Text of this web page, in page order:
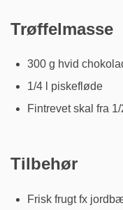
Trøffelmasse
300 g hvid
1/4 l piskefløde
Fintrevet skal fra
Tilbehør
Frisk frugt fx